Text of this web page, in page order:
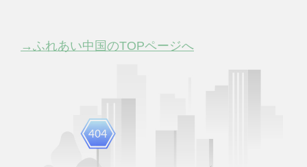
→ふれあい中国のTOPページへ